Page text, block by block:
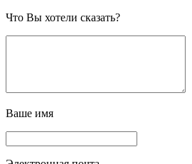
Что Вы хотели сказать?
Ваше имя